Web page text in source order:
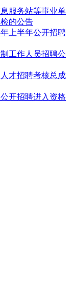
服务站等事业单
的公告
上半年公开招聘
工作人员招聘公
才招聘考核总成
开招聘进入资格